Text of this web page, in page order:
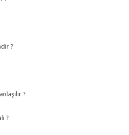
?
?
?